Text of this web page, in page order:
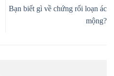
Bạn biết gì về chứng rối loạn ác
mộng?